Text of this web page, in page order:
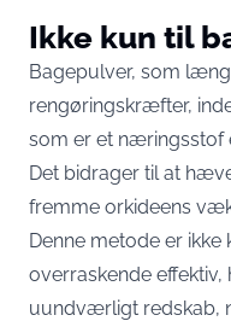
Ikke kun til
Bagepulver, som
rengøringskræfter,
som er et næringsstof
Det bidrager til at
fremme orkideens
Denne metode er ikke
overraskende
uundværligt redskab,